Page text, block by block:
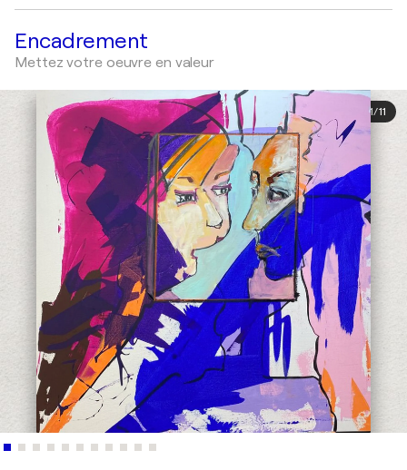
Encadrement
Mettez votre oeuvre en valeur
1/11